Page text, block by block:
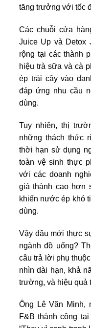
tăng trưởng với tốc
Các chuỗi cửa
Juice Up và Detox
rộng tại các thành
hiệu trà sữa và cà
ép trái cây vào
đáp ứng nhu cầu
dùng.
Tuy nhiên, thị
những thách thức
thời hạn sử dụng
toàn vệ sinh thực
với các doanh
giá thành cao hơn
khiến nước ép khó
dùng.
Vậy đâu mới thực
ngành đồ uống?
câu trả lời phụ
nhìn dài hạn, khả
trường, và hiệu quả
Ông Lê Văn Minh,
F&B thành công